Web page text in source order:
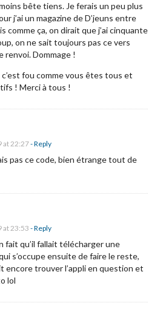
bête tiens. Je ferais un peu plus
j’ai un magazine de D’jeuns entre
comme ça, on dirait que j’ai cinquante
on ne sait toujours pas ce vers
renvoi. Dommage !
c’est fou comme vous êtes tous et
! Merci à tous !
at 22:27- Reply
pas ce code, bien étrange tout de
at 23:53 - Reply
fait qu’il fallait télécharger une
s’occupe ensuite de faire le reste,
encore trouver l’appli en question et
lol